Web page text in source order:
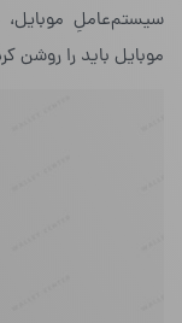
سیستم‌عاملِ موبایل،
موبایل باید را روشن